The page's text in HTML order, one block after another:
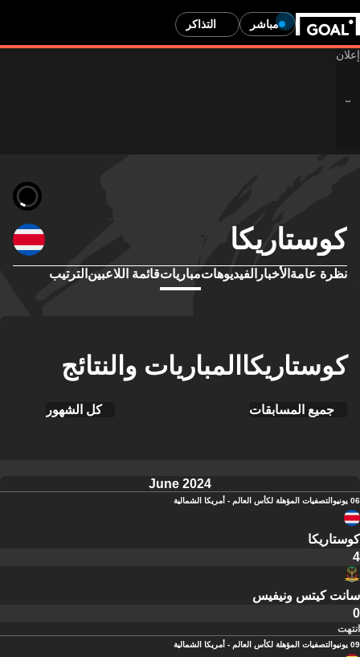
مباشر التذاكر
كوستاريكا
نظرة عامة الأخبار الفيديوهاتمبارياتقائمة اللاعبين الترتيب
كوستاريكاالمباريات والنتائج
جميع المسابقات كل الشهور
June 2024
06 يونيو التصفيات المؤهلة لكأس العالم - أمريكا الشمالية
كوستاريكا
4
سانت كيتس ونيفيس
0
انتهت
09 يونيو التصفيات المؤهلة لكأس العالم - أمريكا الشمالية